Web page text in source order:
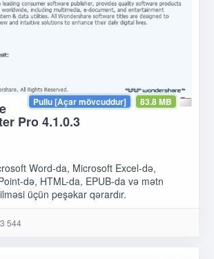
83.8 MB
Pullu [Açar mövcuddur]
Pro 4.1.0.3
Word-da, Microsoft Excel-də,
də, HTML-da, EPUB-da və mətn
üçün peşəkar qərardır.
544